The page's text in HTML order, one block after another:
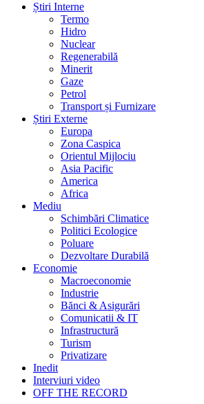
Știri Interne
Termo
Hidro
Nuclear
Regenerabilă
Minerit
Gaze
Petrol
Transport și Furnizare
Știri Externe
Europa
Zona Caspica
Orientul Mijlociu
Asia Pacific
America
Africa
Mediu
Schimbări Climatice
Politici Ecologice
Poluare
Dezvoltare Durabilă
Economie
Macroeconomie
Industrie
Bănci & Asigurări
Comunicatii & IT
Infrastructură
Turism
Privatizare
Inedit
Interviuri video
OFF THE RECORD